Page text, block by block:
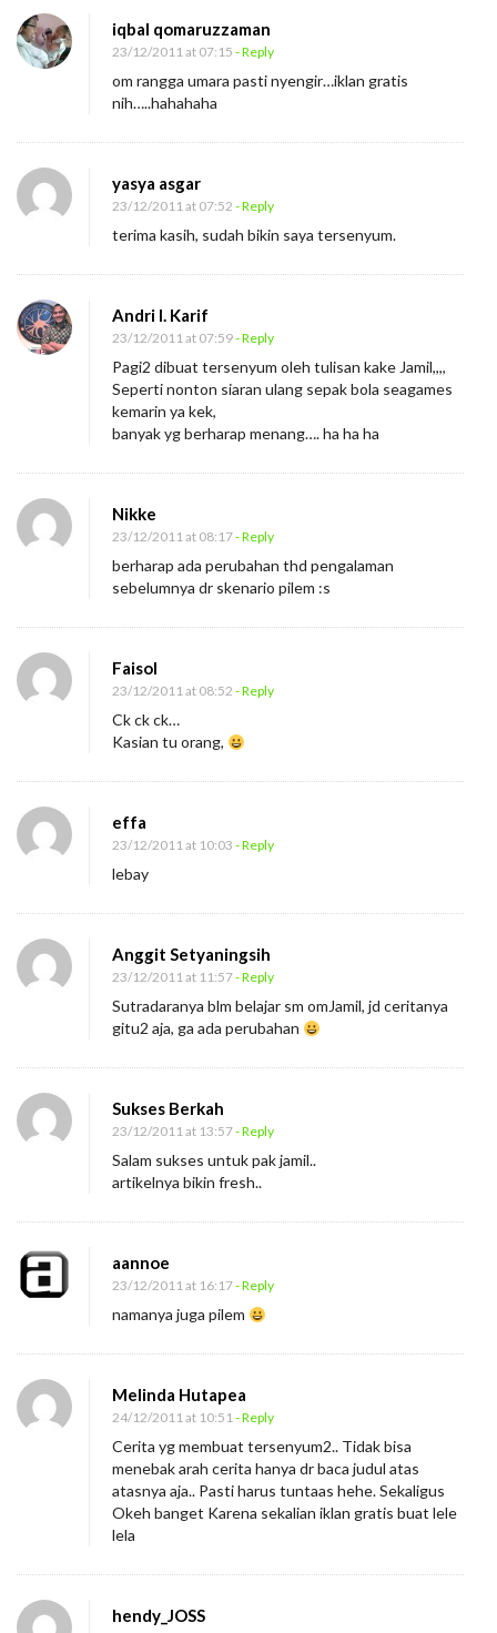
iqbal qomaruzzaman
23/12/2011 at 07:15 - Reply
om rangga umara pasti nyengir…iklan gratis
nih…..hahahaha
yasya asgar
23/12/2011 at 07:52 - Reply
terima kasih, sudah bikin saya tersenyum.
Andri I. Karif
23/12/2011 at 07:59- Reply
Pagi2 dibuat tersenyum oleh tulisan kake Jamil,,,,
Seperti nonton siaran ulang sepak bola seagames
kemarin ya kek,
banyak yg berharap menang…. ha ha ha
Nikke
23/12/2011 at 08:17- Reply
berharap ada perubahan thd pengalaman
sebelumnya dr skenario pilem :s
Faisol
23/12/2011 at 08:52 - Reply
Ck ck ck…
Kasian tu orang,
effa
23/12/2011 at 10:03 - Reply
lebay
Anggit Setyaningsih
23/12/2011 at 11:57- Reply
Sutradaranya blm belajar sm omJamil, jd ceritanya
gitu2 aja, ga ada perubahan
Sukses Berkah
23/12/2011 at 13:57- Reply
Salam sukses untuk pak jamil..
artikelnya bikin fresh..
aannoe
23/12/2011 at 16:17- Reply
namanya juga pilem
Melinda Hutapea
24/12/2011 at 10:51- Reply
Cerita yg membuat tersenyum2.. Tidak bisa
menebak arah cerita hanya dr baca judul atas
atasnya aja.. Pasti harus tuntaas hehe. Sekaligus
Okeh banget Karena sekalian iklan gratis buat lele
lela
hendy_JOSS